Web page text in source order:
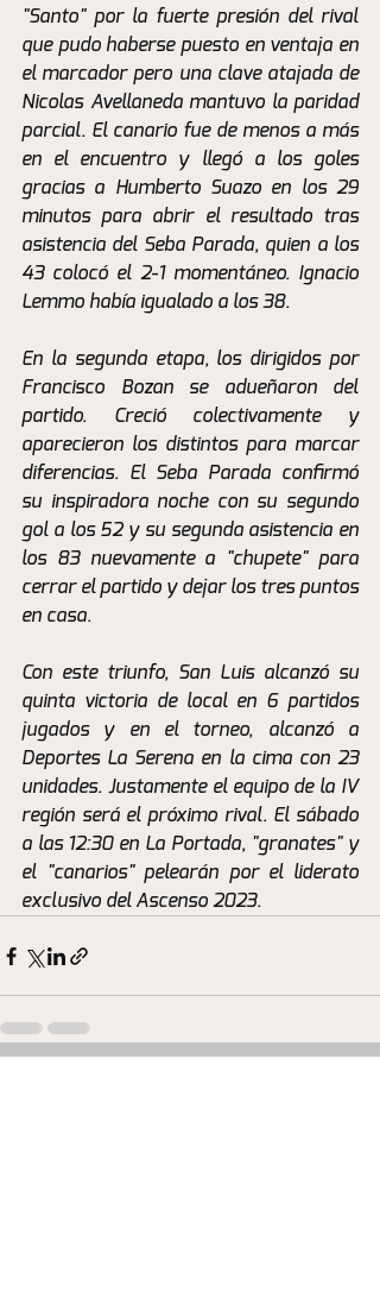
"Santo" por la fuerte presión del rival
que pudo haberse puesto en ventaja en
el marcador pero una clave atajada de
Nicolas Avellaneda mantuvo la paridad
parcial. El canario fue de menos a más
en el encuentro y llegó a los goles
gracias a Humberto Suazo en los 29
minutos para abrir el resultado tras
asistencia del Seba Parada, quien a los
43 colocó el 2-1 momentáneo. Ignacio
Lemmo había igualado a los 38.
En la segunda etapa, los dirigidos por
Francisco Bozan se adueñaron del
partido. Creció colectivamente y
aparecieron los distintos para marcar
diferencias. El Seba Parada confirmó
su inspiradora noche con su segundo
gol a los 52 y su segunda asistencia en
los 83 nuevamente a "chupete" para
cerrar el partido y dejar los tres puntos
en casa.
Con este triunfo, San Luis alcanzó su
quinta victoria de local en 6 partidos
jugados y en el torneo, alcanzó a
Deportes La Serena en la cima con 23
unidades. Justamente el equipo de la IV
región será el próximo rival. El sábado
a las 12:30 en La Portada, "granates" y
el "canarios" pelearán por el liderato
exclusivo del Ascenso 2023.